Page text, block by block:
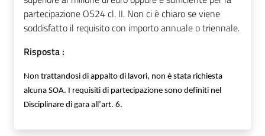
partecipazione OS24 cl. II. Non ci è chiaro se viene
soddisfatto il requisito con importo annuale o triennale.
Risposta :
Non trattandosi di appalto di lavori, non è stata richiesta
alcuna SOA. I requisiti di partecipazione sono definiti nel
Disciplinare di gara all’art. 6.